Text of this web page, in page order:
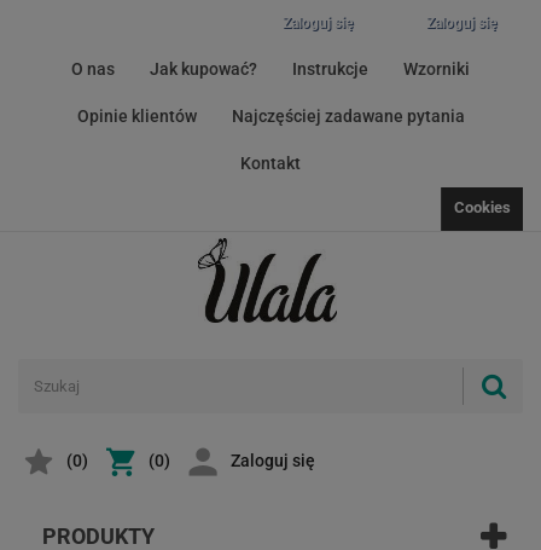
Zaloguj się
Zaloguj się
O nas Jak kupować? Instrukcje Wzorniki
Opinie klientów Najczęściej zadawane pytania
Kontakt
Cookies
(0) (0) Zaloguj się
PRODUKTY